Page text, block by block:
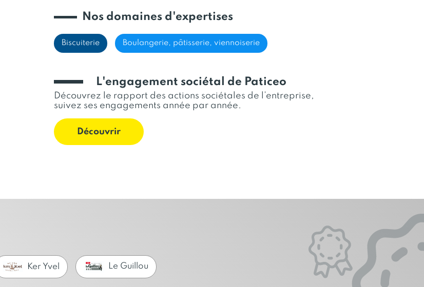
quarts, palets et galettes, madeleines et gâteaux bretons.
Ces deux marques sont présentent au rayon épicerie sucrée
pour Le Guillou ainsi que dans les Grandes et Moyennes
Surfaces en Bretagne et en Distribution Automatique dans
Nos domaines d'expertises
Biscuiterie Boulangerie, pâtisserie, viennoiserie
L'engagement sociétal de Paticeo
Découvrez le rapport des actions sociétales de l’entreprise,
suivez ses engagements année par année.
Découvrir
Ker Yvel Le Guillou